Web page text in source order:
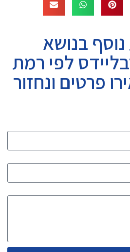
בנושא
לפי רמת
פרטים ונחזור